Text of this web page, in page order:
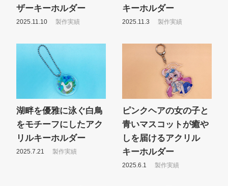
ザーキーホルダー
2025.11.10 製作実績
キーホルダー
2025.11.3 製作実績
湖畔を優雅に泳ぐ白鳥
をモチーフにしたアク
リルキーホルダー
2025.7.21 製作実績
ピンクヘアの女の子と
青いマスコットが癒や
しを届けるアクリル
キーホルダー
2025.6.1 製作実績